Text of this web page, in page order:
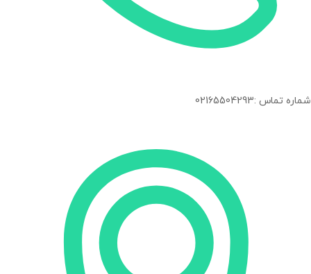
شماره تماس :02165504293